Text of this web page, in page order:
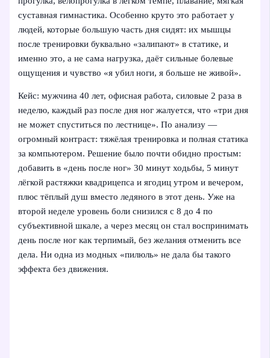
суставная гимнастика. Особенно круто это работает у
людей, которые большую часть дня сидят: их мышцы
после тренировки буквально «залипают» в статике, и
именно это, а не сама нагрузка, даёт сильные болевые
ощущения и чувство «я убил ноги, я больше не живой».
Кейс: мужчина 40 лет, офисная работа, силовые 2 раза в
неделю, каждый раз после дня ног жалуется, что «три дня
не может спуститься по лестнице». По анализу —
огромный контраст: тяжёлая тренировка и полная статика
за компьютером. Решение было почти обидно простым:
добавить в «день после ног» 30 минут ходьбы, 5 минут
лёгкой растяжки квадрицепса и ягодиц утром и вечером,
плюс тёплый душ вместо ледяного в этот день. Уже на
второй неделе уровень боли снизился с 8 до 4 по
субъективной шкале, а через месяц он стал воспринимать
день после ног как терпимый, без желания отменить все
дела. Ни одна из модных «пилюль» не дала бы такого
эффекта без движения.